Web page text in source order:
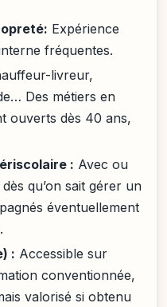
Expérience
fréquentes.
livreur,
Des métiers en
ouverts dès 40 ans,
: Avec ou
qu’on sait gérer un
éventuellement
: Accessible sur
conventionnée,
valorisé si obtenu